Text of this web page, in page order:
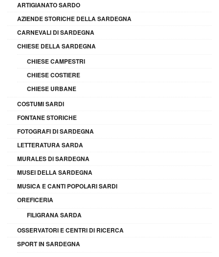
ARTIGIANATO SARDO
AZIENDE STORICHE DELLA SARDEGNA
CARNEVALI DI SARDEGNA
CHIESE DELLA SARDEGNA
CHIESE CAMPESTRI
CHIESE COSTIERE
CHIESE URBANE
COSTUMI SARDI
FONTANE STORICHE
FOTOGRAFI DI SARDEGNA
LETTERATURA SARDA
MURALES DI SARDEGNA
MUSEI DELLA SARDEGNA
MUSICA E CANTI POPOLARI SARDI
OREFICERIA
FILIGRANA SARDA
OSSERVATORI E CENTRI DI RICERCA
SPORT IN SARDEGNA